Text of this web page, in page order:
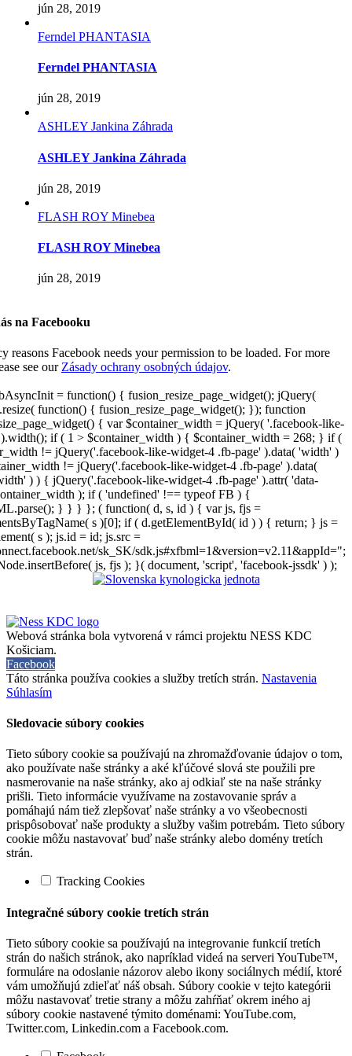
jún 28, 2019
Ferndel PHANTASIA
Ferndel PHANTASIA
jún 28, 2019
ASHLEY Jankina Záhrada
ASHLEY Jankina Záhrada
jún 28, 2019
FLASH ROY Minebea
FLASH ROY Minebea
jún 28, 2019
na Facebooku
reasons Facebook needs your permission to be loaded. For more
see our Zásady ochrany osobných údajov.
= function() { fusion_resize_page_widget(); jQuery(
function() { fusion_resize_page_widget(); }); function
{ var $container_width = jQuery( '.facebook-like-
if ( 1 > $container_width ) { $container_width = 268; } if (
!= jQuery('.facebook-like-widget-4 .fb-page' ).data( 'width' )
!= jQuery('.facebook-like-widget-4 .fb-page' ).data(
) ) { jQuery('.facebook-like-widget-4 .fb-page' ).attr( 'data-
); if ( 'undefined' !== typeof FB ) {
} } } }; ( function( d, s, id ) { var js, fjs =
s )[0]; if ( d.getElementById( id ) ) { return; } js =
s ); js.id = id; js.src =
sk_SK/sdk.js#xfbml=1&version=v2.11&appId=";
js, fjs ); }( document, 'script', 'facebook-jssdk' ) );
Webová stránka bola vytvorená v rámci projektu NESS KDC
Košiciam.
Facebook
Táto stránka používa cookies a služby tretích strán. Nastavenia
Súhlasím
Sledovacie súbory cookies
Tieto súbory cookie sa používajú na zhromažďovanie údajov o tom,
ako používate naše stránky a aké kľúčové slová ste použili pre
nasmerovanie na naše stránky, ako aj odkiaľ ste na naše stránky
prišli. Tieto informácie využívame na zostavovanie správ a
pomáhajú nám tiež zlepšovať naše stránky a vo všeobecnosti
prispôsobovať naše produkty a služby vašim potrebám. Tieto súbory
cookie môžu nastavovať buď naše stránky alebo domény tretích
strán.
Tracking Cookies
Integračné súbory cookie tretích strán
Tieto súbory cookie sa používajú na integrovanie funkcií tretích
strán do našich stránok, ako napríklad videá na serveri YouTube™,
formuláre na odoslanie názorov alebo ikony sociálnych médií, ktoré
vám umožňujú zdieľať náš obsah. Súbory cookie v tejto kategórii
môžu nastavovať tretie strany a môžu zahŕňať okrem iného aj
súbory cookie nastavené týmito doménami: YouTube.com,
Twitter.com, Linkedin.com a Facebook.com.